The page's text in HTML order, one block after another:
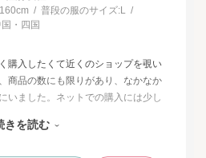
普段の服のサイズ:L
・四国
購入したくて近くのショップを覗い
商品の数にも限りがあり、なかなか
いました。ネットでの購入には少し
に注文したものはイメージと違って
きを読む